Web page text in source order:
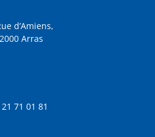
d’Amiens,
Arras
71 01 81